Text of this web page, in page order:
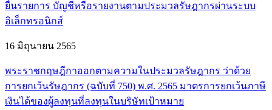
ยื่นรายการ บัญชีหรือรายงานตามประมวลรัษฎากรผ่านระบบ
อิเล็กทรอนิกส์
16 มิถุนายน 2565
พระราชกฤษฎีกาออกตามความในประมวลรัษฎากร ว่าด้วย
การยกเว้นรัษฎากร (ฉบับที่ 750) พ.ศ. 2565 มาตรการยกเว้นภาษี
เงินได้ของผู้ลงทุนที่ลงทุนในบริษัทเป้าหมาย